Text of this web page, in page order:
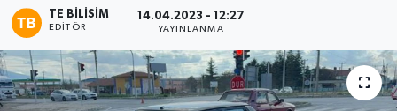
TE BILISIM
EDITÖR
14.04.2023 - 12:27
YAYINLANMA
Magazin
Etkinlikler